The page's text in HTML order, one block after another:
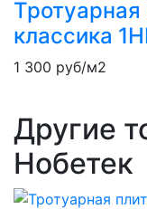
классика
1 300 руб/м2
Другие
Нобетек